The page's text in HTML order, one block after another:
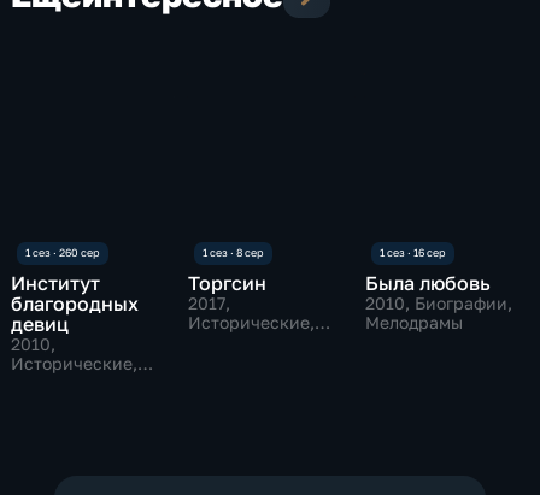
Институт
благородных
девиц
2010,
Исторические,
Торгсин
2017,
Исторические,
Была любовь
2010, Биографии,
Мелодрамы